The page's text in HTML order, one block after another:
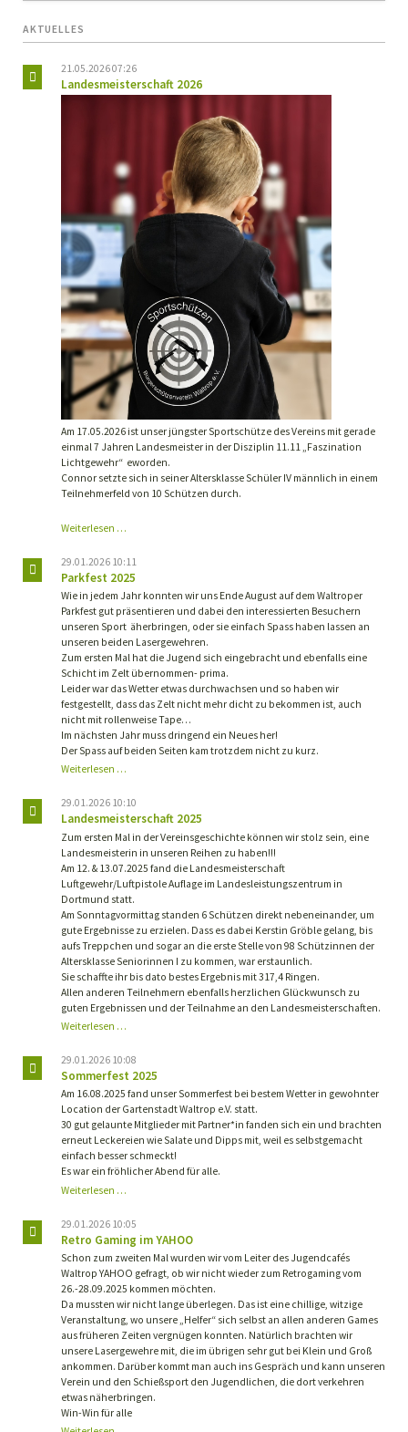
AKTUELLES
21.05.2026 07:26
Landesmeisterschaft 2026
Am 17.05.2026 ist unser jüngster Sportschütze des Vereins mit gerade
einmal 7 Jahren Landesmeister in der Disziplin 11.11 „Faszination
Lichtgewehr“ eworden.
Connor setzte sich in seiner Altersklasse Schüler IV männlich in einem
Teilnehmerfeld von 10 Schützen durch.
Weiterlesen …
29.01.2026 10:11
Parkfest 2025
Wie in jedem Jahr konnten wir uns Ende August auf dem Waltroper
Parkfest gut präsentieren und dabei den interessierten Besuchern
unseren Sport äherbringen, oder sie einfach Spass haben lassen an
unseren beiden Lasergewehren.
Zum ersten Mal hat die Jugend sich eingebracht und ebenfalls eine
Schicht im Zelt übernommen- prima.
Leider war das Wetter etwas durchwachsen und so haben wir
festgestellt, dass das Zelt nicht mehr dicht zu bekommen ist, auch
nicht mit rollenweise Tape…
Im nächsten Jahr muss dringend ein Neues her!
Der Spass auf beiden Seiten kam trotzdem nicht zu kurz.
Weiterlesen …Parkfest
29.01.2026 10:10
Landesmeisterschaft 2025
Zum ersten Mal in der Vereinsgeschichte können wir stolz sein, eine
Landesmeisterin in unseren Reihen zu haben!!!
Am 12. & 13.07.2025 fand die Landesmeisterschaft
Luftgewehr/Luftpistole Auflage im Landesleistungszentrum in
Dortmund statt.
Am Sonntagvormittag standen 6 Schützen direkt nebeneinander, um
gute Ergebnisse zu erzielen. Dass es dabei Kerstin Gröble gelang, bis
aufs Treppchen und sogar an die erste Stelle von 98 Schützinnen der
Altersklasse Seniorinnen I zu kommen, war erstaunlich.
Sie schaffte ihr bis dato bestes Ergebnis mit 317,4 Ringen.
Allen anderen Teilnehmern ebenfalls herzlichen Glückwunsch zu
guten Ergebnissen und der Teilnahme an den Landesmeisterschaften.
Weiterlesen …Landesmeisterschaft
29.01.2026 10:08
Sommerfest 2025
Am 16.08.2025 fand unser Sommerfest bei bestem Wetter in gewohnter
Location der Gartenstadt Waltrop e.V. statt.
30 gut gelaunte Mitglieder mit Partner*in fanden sich ein und brachten
erneut Leckereien wie Salate und Dipps mit, weil es selbstgemacht
einfach besser schmeckt!
Es war ein fröhlicher Abend für alle.
Weiterlesen …
29.01.2026 10:05
Retro Gaming im YAHOO
Schon zum zweiten Mal wurden wir vom Leiter des Jugendcafés
Waltrop YAHOO gefragt, ob wir nicht wieder zum Retrogaming vom
26.-28.09.2025 kommen möchten.
Da mussten wir nicht lange überlegen. Das ist eine chillige, witzige
Veranstaltung, wo unsere „Helfer“ sich selbst an allen anderen Games
aus früheren Zeiten vergnügen konnten. Natürlich brachten wir
unsere Lasergewehre mit, die im übrigen sehr gut bei Klein und Groß
ankommen. Darüber kommt man auch ins Gespräch und kann unseren
Verein und den Schießsport den Jugendlichen, die dort verkehren
etwas näherbringen.
Win-Win für alle